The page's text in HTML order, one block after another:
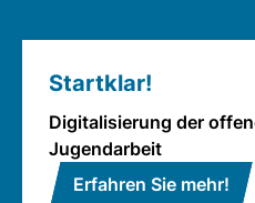
Startklar!
Digitalisierung der
Jugendarbeit
Erfahren Sie mehr!